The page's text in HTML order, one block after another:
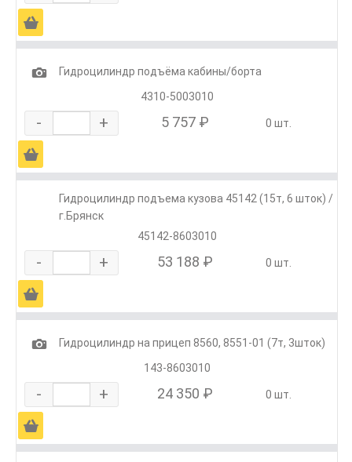
Ä
1
Гидроцилиндр подъёма кабины/борта
4310-5003010
- + 5 757 ₽ 0 шт.
Ä
Гидроцилиндр подъема кузова 45142 (15т, 6 шток) /
г.Брянск
45142-8603010
- + 53 188 ₽ 0 шт.
Ä
1
Гидроцилиндр на прицеп 8560, 8551-01 (7т, 3шток)
143-8603010
- + 24 350 ₽ 0 шт.
Ä